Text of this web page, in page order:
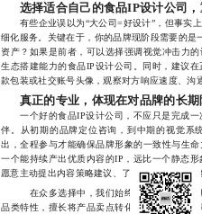
选择适合自己的食品IP设计公司
有些企业误以为“大公司=好设计”，但事实上
细化服务。关键在于，你的品牌现阶段需要的是
资产？如果是前者，可以选择强调视觉冲击力
生态搭建能力的食品IP设计公司。同时，建议
款包装或社交账号头像，观察对方响应速度、
真正的专业，体现在对品牌的长
一个好的食品IP设计公司，不应只是完成一
伴。从初期的品牌定位咨询，到中期的视觉系
出，全程参与才能确保品牌形象的一致性与生
一个能持续产出优质内容的IP，远比一个静态
愿意主动提出内容策略建议、了解市场趋势并具
在众多选择中，我们始终专注于为食品品
品类特性，擅长将产品卖点转化为角色性格与